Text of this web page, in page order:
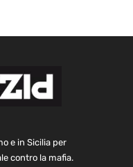
e in Sicilia per
contro la mafia.